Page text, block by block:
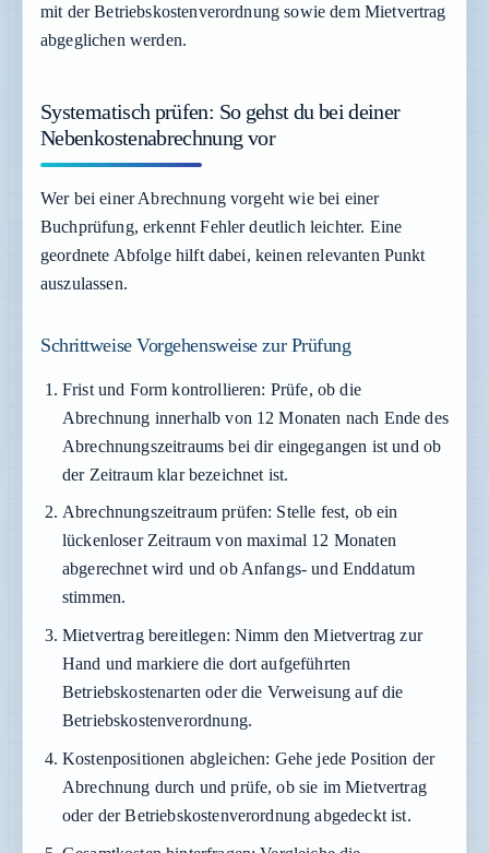
mit der Betriebskostenverordnung sowie dem Mietvertrag
abgeglichen werden.
Systematisch prüfen: So gehst du bei deiner
Nebenkostenabrechnung vor
Wer bei einer Abrechnung vorgeht wie bei einer
Buchprüfung, erkennt Fehler deutlich leichter. Eine
geordnete Abfolge hilft dabei, keinen relevanten Punkt
auszulassen.
Schrittweise Vorgehensweise zur Prüfung
Frist und Form kontrollieren: Prüfe, ob die
Abrechnung innerhalb von 12 Monaten nach Ende des
Abrechnungszeitraums bei dir eingegangen ist und ob
der Zeitraum klar bezeichnet ist.
Abrechnungszeitraum prüfen: Stelle fest, ob ein
lückenloser Zeitraum von maximal 12 Monaten
abgerechnet wird und ob Anfangs- und Enddatum
stimmen.
Mietvertrag bereitlegen: Nimm den Mietvertrag zur
Hand und markiere die dort aufgeführten
Betriebskostenarten oder die Verweisung auf die
Betriebskostenverordnung.
Kostenpositionen abgleichen: Gehe jede Position der
Abrechnung durch und prüfe, ob sie im Mietvertrag
oder der Betriebskostenverordnung abgedeckt ist.